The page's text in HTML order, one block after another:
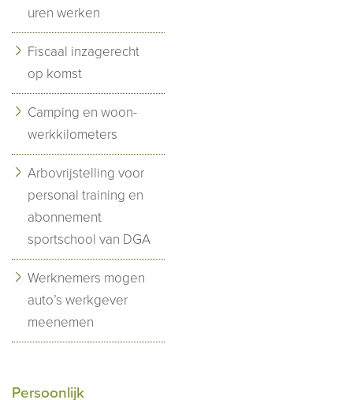
uren werken
Fiscaal inzagerecht
op komst
Camping en woon-
werkkilometers
Arbovrijstelling voor
personal training en
abonnement
sportschool van DGA
Werknemers mogen
auto’s werkgever
meenemen
Persoonlijk